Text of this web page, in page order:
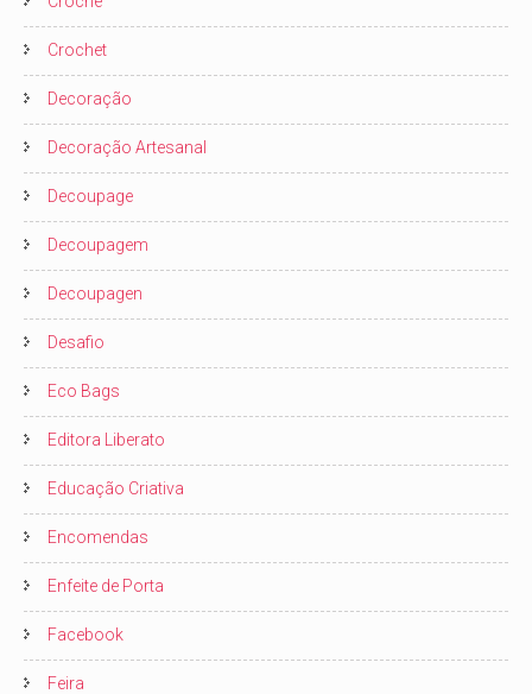
Crochet
Decoração
Decoração Artesanal
Decoupage
Decoupagem
Decoupagen
Desafio
Eco Bags
Editora Liberato
Educação Criativa
Encomendas
Enfeite de Porta
Facebook
Feira